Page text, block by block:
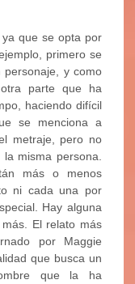
que se opta por
primero se
y como
parte que ha
haciendo difícil
se menciona a
metraje, pero no
misma persona.
más o menos
ni cada una por
Hay alguna
El relato más
por Maggie
que busca un
que la ha